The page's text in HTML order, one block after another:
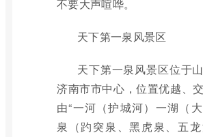
不要大声喧哗。
天下第一泉风景区
天下第一泉风景区位于
济南市市中心，位置优越、
由“一河（护城河）一湖（
泉（趵突泉、黑虎泉、五